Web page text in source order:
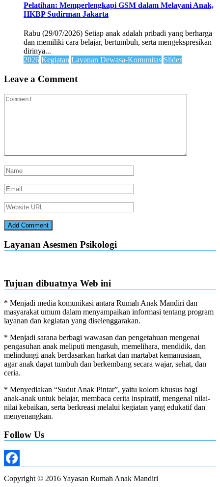
Pelatihan: Memperlengkapi GSM dalam Melayani Anak,
HKBP Sudirman Jakarta
Rabu (29/07/2026) Setiap anak adalah pribadi yang berharga
dan memiliki cara belajar, bertumbuh, serta mengekspresikan
dirinya...
2026 Kegiatan Layanan Dewasa-Komunitas Slider
Leave a Comment
Layanan Asesmen Psikologi
Tujuan dibuatnya Web ini
* Menjadi media komunikasi antara Rumah Anak Mandiri dan
masyarakat umum dalam menyampaikan informasi tentang program
layanan dan kegiatan yang diselenggarakan.
* Menjadi sarana berbagi wawasan dan pengetahuan mengenai
pengasuhan anak meliputi mengasuh, memelihara, mendidik, dan
melindungi anak berdasarkan harkat dan martabat kemanusiaan,
agar anak dapat tumbuh dan berkembang secara wajar, sehat, dan
ceria.
* Menyediakan “Sudut Anak Pintar”, yaitu kolom khusus bagi
anak-anak untuk belajar, membaca cerita inspiratif, mengenal nilai-
nilai kebaikan, serta berkreasi melalui kegiatan yang edukatif dan
menyenangkan.
Follow Us
Copyright © 2016 Yayasan Rumah Anak Mandiri